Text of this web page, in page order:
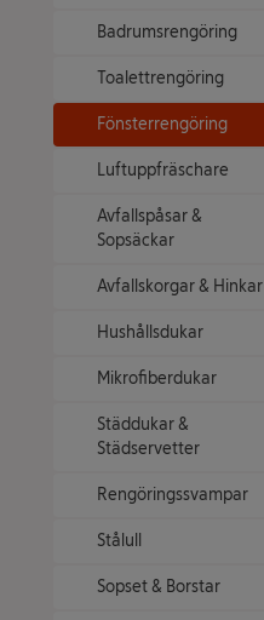
Badrumsrengöring
Toalettrengöring
Fönsterrengöring
Luftuppfräschare
Avfallspåsar &
Sopsäckar
Avfallskorgar & Hinkar
Hushållsdukar
Mikrofiberdukar
Städdukar &
Städservetter
Rengöringssvampar
Stålull
Sopset & Borstar